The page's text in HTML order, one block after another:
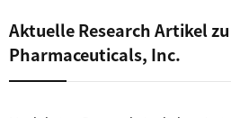
Aktuelle Research Artikel
Pharmaceuticals, Inc.